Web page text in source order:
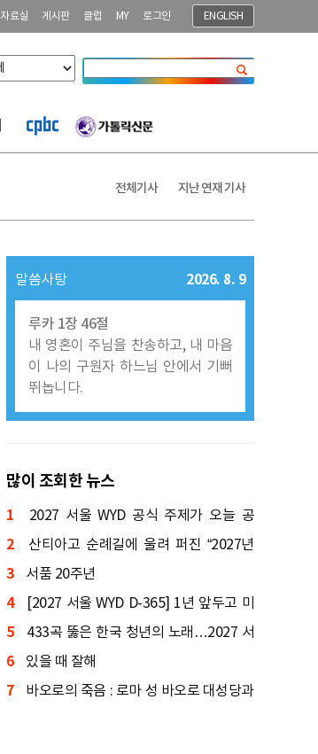
자료실 게시판 클럽 MY 로그인 ENGLISH
전체기사 지난 연재 기사
말씀사탕 2026. 8. 9
루카 1장 46절
내 영혼이 주님을 찬송하고, 내 마음
이 나의 구원자 하느님 안에서 기뻐
뛰놉니다.
많이 조회한 뉴스
1
2027 서울 WYD 공식 주제가 오늘 공
개…한국인 곡 선정
2
산티아고 순례길에 울려 퍼진 “2027년
서울에서 만나요!”
3 서품 20주년
4
[2027 서울 WYD D-365] 1년 앞두고 미
니 WYD 열린다
5
433곡 뚫은 한국 청년의 노래…2027 서
울 WYD 공식 주제가로
6 있을 때 잘해
7
바오로의 죽음 : 로마 성 바오로 대성당과